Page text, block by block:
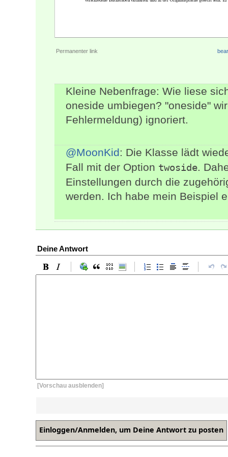
Permanenter link
Kleine Nebenfrage: Wie liese
oneside umbiegen? "oneside"
Fehlermeldung) ignoriert.
@MoonKid: Die Klasse lädt
Fall mit der Option twoside.
Einstellungen durch die
werden. Ich habe mein Beispiel
Deine Antwort
[Vorschau ausblenden]